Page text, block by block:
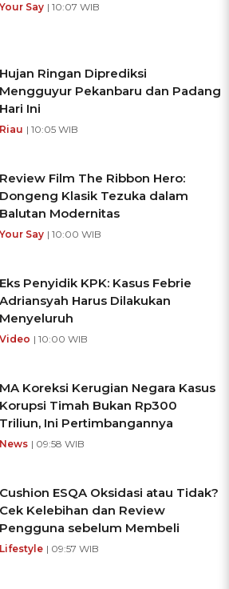
Your Say | 10:07 WIB
Hujan Ringan Diprediksi
Mengguyur Pekanbaru dan Padang
Hari Ini
Riau | 10:05 WIB
Review Film The Ribbon Hero:
Dongeng Klasik Tezuka dalam
Balutan Modernitas
Your Say | 10:00 WIB
Eks Penyidik KPK: Kasus Febrie
Adriansyah Harus Dilakukan
Menyeluruh
Video | 10:00 WIB
MA Koreksi Kerugian Negara Kasus
Korupsi Timah Bukan Rp300
Triliun, Ini Pertimbangannya
News | 09:58 WIB
Cushion ESQA Oksidasi atau Tidak?
Cek Kelebihan dan Review
Pengguna sebelum Membeli
Lifestyle | 09:57 WIB